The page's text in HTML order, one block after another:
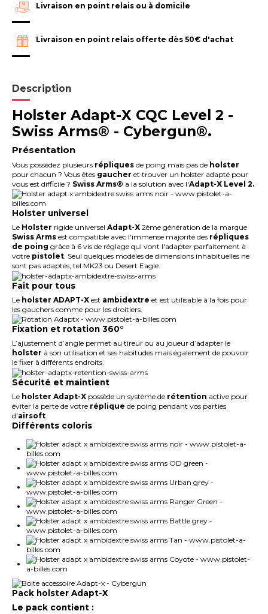
Livraison en point relais ou à domicile
Livraison en point relais offerte dès 50€ d'achat
Description
Holster Adapt-X CQC Level 2 -
Swiss Arms® - Cybergun®.
Présentation
Vous possédez plusieurs répliques de poing mais pas de holster
pour chacun ? Vous êtes gaucher et trouver un holster adapté pour
vous est difficile ? Swiss Arms® a la solution avec l'Adapt-X Level 2.
Holster universel
Le Holster rigide universelAdapt-X 2ème génération de la marque
Swiss Armsest compatible avec l'immense majorité des répliques
de poing grâce à 6 vis de réglage qui vont l'adapter parfaitement à
votre pistolet . Seul quelques modèles de dimensions inhabituelles ne
sont pas adaptés, tel MK23 ou Desert Eagle.
Fait pour tous
Le holster ADAPT-X est ambidextre et est utilisable à la fois pour
les gauchers comme pour les droitiers.
Fixation et rotation 360°
L’ajustement d’angle permet au tireur ou au joueur d’adapter le
holster à son utilisation et ses habitudes mais également de pouvoir
le fixer à différents endroits.
Sécurité et maintient
Le holster Adapt-X possède un système de rétention active pour
éviter la perte de votre réplique de poing pendant vos parties
d'airsoft.
Différents coloris
Pack holster Adapt-X
Le pack contient :